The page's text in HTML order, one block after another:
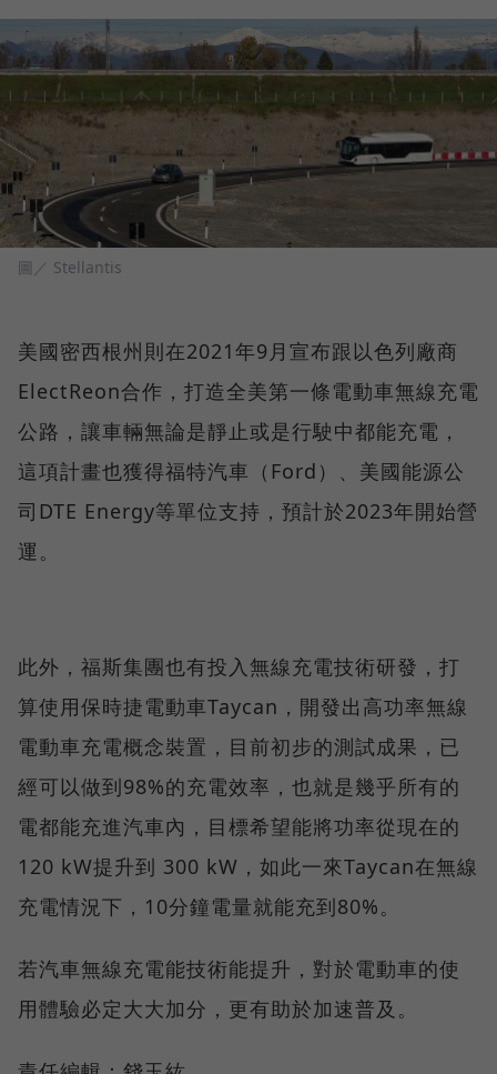
圖／ Stellantis
美國密西根州則在2021年9月宣布跟以色列廠商
ElectReon合作，打造全美第一條電動車無線充電
公路，讓車輛無論是靜止或是行駛中都能充電，
這項計畫也獲得福特汽車（Ford）、美國能源公
司DTE Energy等單位支持，預計於2023年開始營
運。
此外，福斯集團也有投入無線充電技術研發，打
算使用保時捷電動車Taycan，開發出高功率無線
電動車充電概念裝置，目前初步的測試成果，已
經可以做到98%的充電效率，也就是幾乎所有的
電都能充進汽車內，目標希望能將功率從現在的
120 kW提升到 300 kW，如此一來Taycan在無線
充電情況下，10分鐘電量就能充到80%。
若汽車無線充電能技術能提升，對於電動車的使
用體驗必定大大加分，更有助於加速普及。